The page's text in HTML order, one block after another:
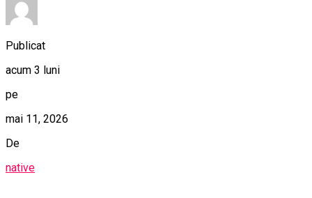
Publicat
acum 3 luni
pe
mai 11, 2026
De
native